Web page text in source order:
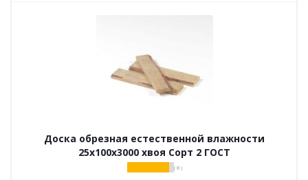
Доска обрезная естественной влажности
25х100х3000 хвоя Сорт 2 ГОСТ
( 8 )